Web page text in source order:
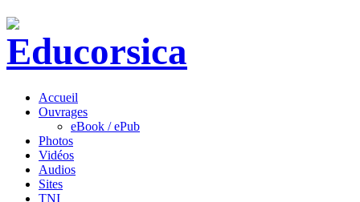
Accueil
Ouvrages
eBook / ePub
Photos
Vidéos
Audios
Sites
TNI